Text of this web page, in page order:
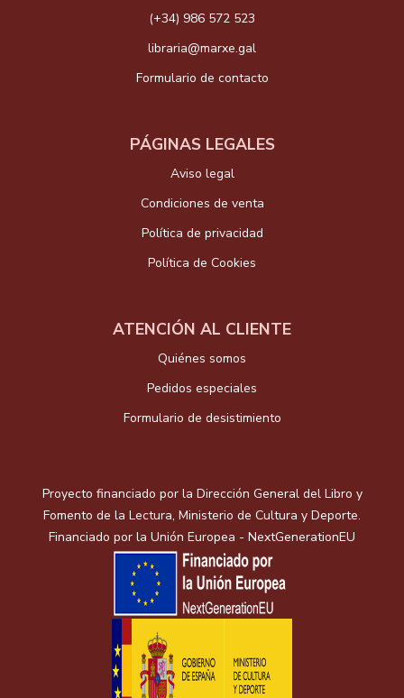
(+34) 986 572 523
libraria@marxe.gal
Formulario de contacto
PÁGINAS LEGALES
Aviso legal
Condiciones de venta
Política de privacidad
Política de Cookies
ATENCIÓN AL CLIENTE
Quiénes somos
Pedidos especiales
Formulario de desistimiento
Proyecto financiado por la Dirección General del Libro y
Fomento de la Lectura, Ministerio de Cultura y Deporte.
Financiado por la Unión Europea - NextGenerationEU